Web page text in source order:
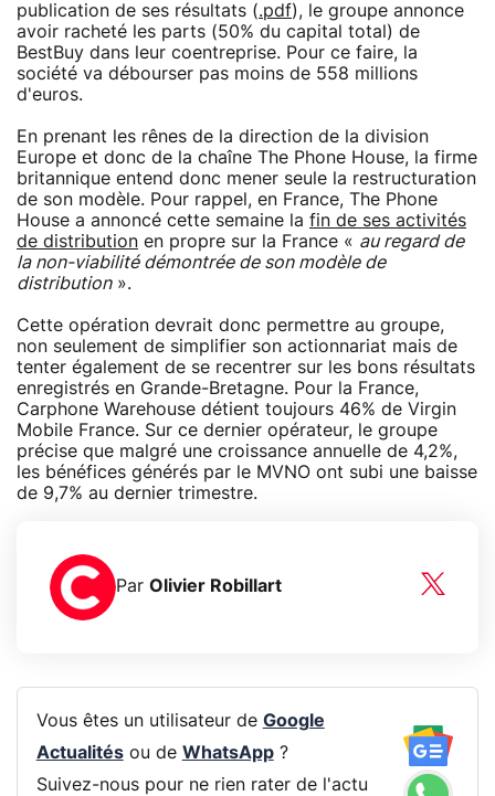
publication de ses résultats (.pdf), le groupe annonce
avoir racheté les parts (50% du capital total) de
BestBuy dans leur coentreprise. Pour ce faire, la
société va débourser pas moins de 558 millions
d'euros.
En prenant les rênes de la direction de la division
Europe et donc de la chaîne The Phone House, la firme
britannique entend donc mener seule la restructuration
de son modèle. Pour rappel, en France, The Phone
House a annoncé cette semaine la fin de ses activités
de distribution en propre sur la France « au regard de
la non-viabilité démontrée de son modèle de
distribution».
Cette opération devrait donc permettre au groupe,
non seulement de simplifier son actionnariat mais de
tenter également de se recentrer sur les bons résultats
enregistrés en Grande-Bretagne. Pour la France,
Carphone Warehouse détient toujours 46% de Virgin
Mobile France. Sur ce dernier opérateur, le groupe
précise que malgré une croissance annuelle de 4,2%,
les bénéfices générés par le MVNO ont subi une baisse
de 9,7% au dernier trimestre.
Par Olivier Robillart
Vous êtes un utilisateur de Google
Actualitésou de WhatsApp?
Suivez-nous pour ne rien rater de l'actu